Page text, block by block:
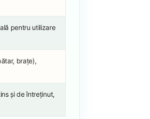
pentru utilizare
brațe),
și de întreținut,